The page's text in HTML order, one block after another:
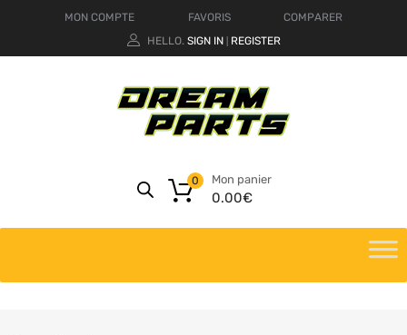
MON COMPTE FAVORIS
COMPARER
HELLO. SIGN IN REGISTER
Mon panier
0.00€
0